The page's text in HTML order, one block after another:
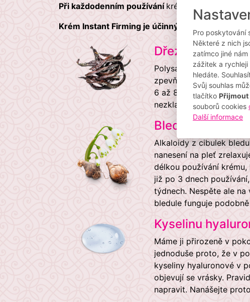
Pro poskytování
Některé z nich
zatímco jiné
zážitek a
hledáte.
Svůj souhlas
tlačítko Přijmout
souborů cookies
Další informace
Při každodenním používání krému Instant Firming
Krém Instant Firming je účinný proti známkám
Dřezovec
Polysacharidy v
zpevňující síť. Vypnutí a
6 až 8 hodin. Účinek je
nezklame nanesení
Bleduli letní
Alkaloidy z cibulek
nanesení na pleť
délkou používání
již po 3 dnech
týdnech. Nespěte ale na
bledule funguje
Kyselinu
Máme ji přirozeně v
jednoduše proto, že v
kyseliny hyaluronové v
objevují se vrásky.
napravit. Nanášejte